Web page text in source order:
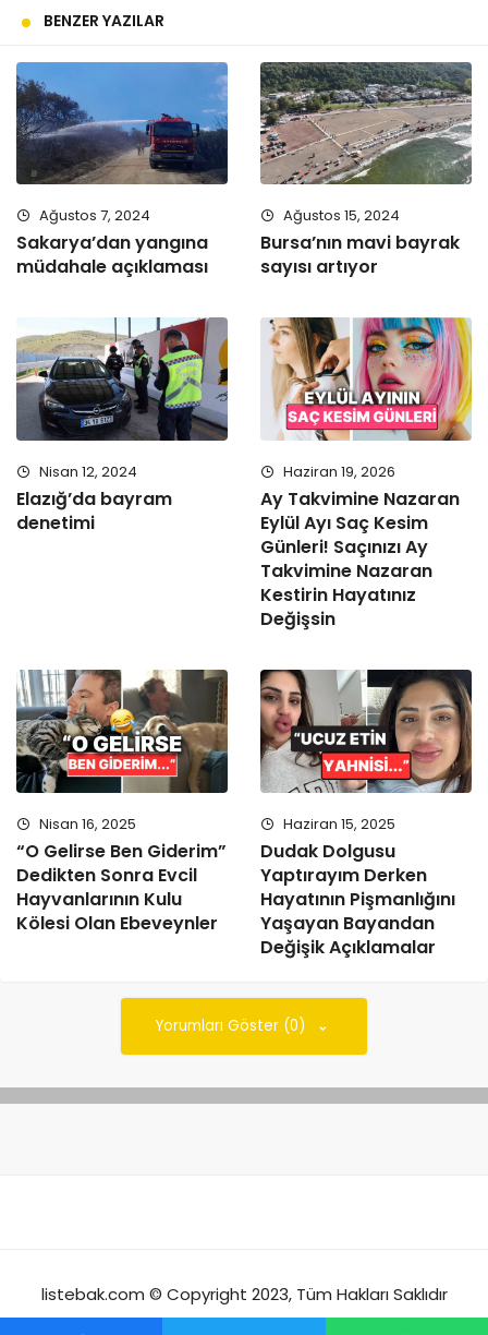
BENZER YAZILAR
Ağustos 7, 2024
Sakarya’dan yangına
müdahale açıklaması
Ağustos 15, 2024
Bursa’nın mavi bayrak
sayısı artıyor
Nisan 12, 2024
Elazığ’da bayram
denetimi
Haziran 19, 2026
Ay Takvimine Nazaran
Eylül Ayı Saç Kesim
Günleri! Saçınızı Ay
Takvimine Nazaran
Kestirin Hayatınız
Değişsin
Nisan 16, 2025
“O Gelirse Ben Giderim”
Dedikten Sonra Evcil
Hayvanlarının Kulu
Kölesi Olan Ebeveynler
Haziran 15, 2025
Dudak Dolgusu
Yaptırayım Derken
Hayatının Pişmanlığını
Yaşayan Bayandan
Değişik Açıklamalar
Yorumları Göster (0)
listebak.com © Copyright 2023, Tüm Hakları Saklıdır